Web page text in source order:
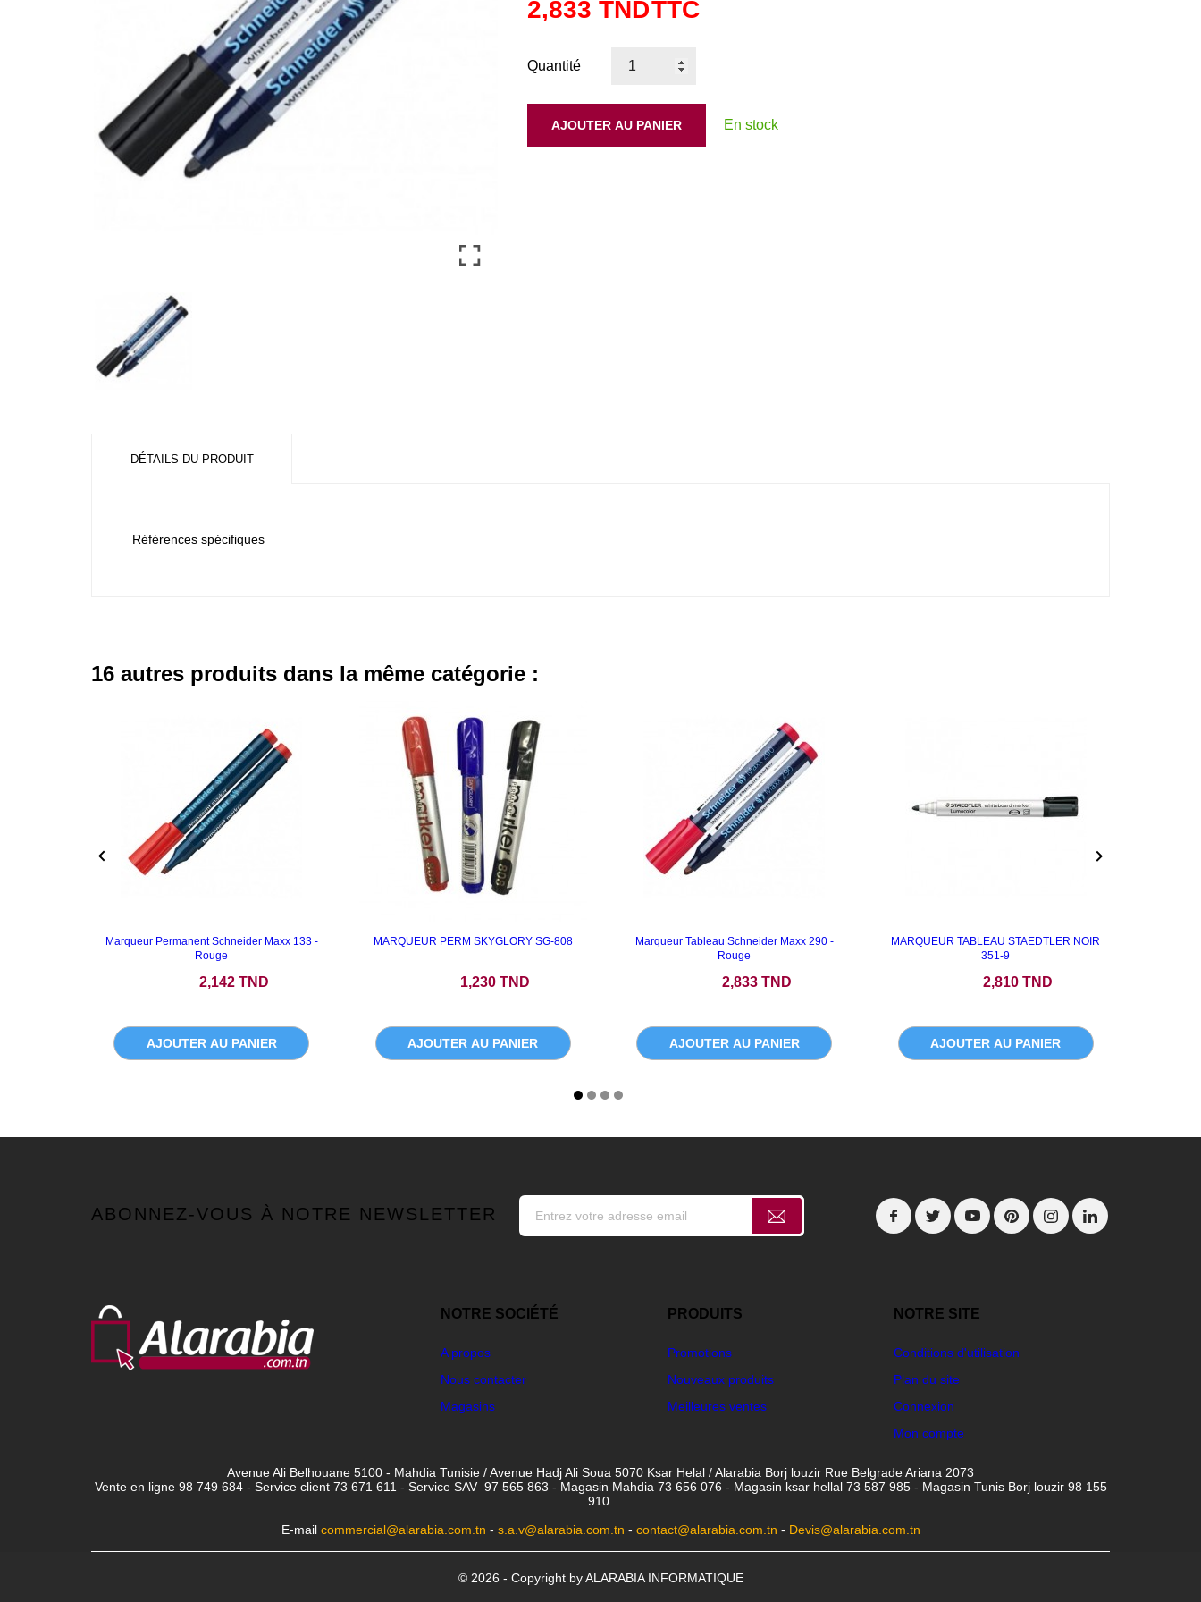
2,833 TNDTTC
Quantité
AJOUTER AU PANIER En stock
DÉTAILS DU PRODUIT
Références spécifiques
16 autres produits dans la même catégorie :
Marqueur Permanent Schneider Maxx 133 -
Rouge
2,142 TND
AJOUTER AU PANIER
MARQUEUR PERM SKYGLORY SG-808
1,230 TND
AJOUTER AU PANIER
Marqueur Tableau Schneider Maxx 290 -
Rouge
2,833 TND
AJOUTER AU PANIER
MARQUEUR TABLEAU STAEDTLER NOIR
351-9
2,810 TND
AJOUTER AU PANIER
 
ABONNEZ-VOUS À NOTRE NEWSLETTER
NOTRE SOCIÉTÉ
A propos
Nous contacter
Magasins
PRODUITS
Promotions
Nouveaux produits
Meilleures ventes
NOTRE SITE
Conditions d'utilisation
Plan du site
Connexion
Mon compte
Avenue Ali Belhouane 5100 - Mahdia Tunisie / Avenue Hadj Ali Soua 5070 Ksar Helal / Alarabia Borj louzir Rue Belgrade Ariana 2073
Vente en ligne 98 749 684 - Service client 73 671 611 - Service SAV 97 565 863 - Magasin Mahdia 73 656 076 - Magasin ksar hellal 73 587 985 - Magasin Tunis Borj louzir 98 155
910
E-mail commercial@alarabia.com.tn - s.a.v@alarabia.com.tn - contact@alarabia.com.tn - Devis@alarabia.com.tn
© 2026 - Copyright by ALARABIA INFORMATIQUE